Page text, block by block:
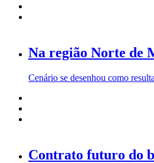
Na região Norte de
Cenário se desenhou como
Contrato futuro do